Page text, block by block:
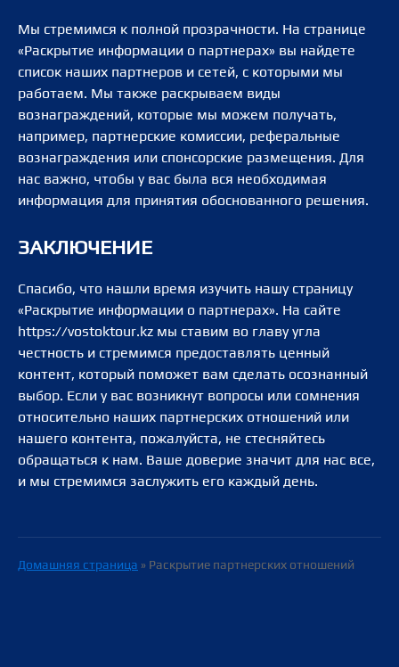
Мы стремимся к полной прозрачности. На странице
«Раскрытие информации о партнерах» вы найдете
список наших партнеров и сетей, с которыми мы
работаем. Мы также раскрываем виды
вознаграждений, которые мы можем получать,
например, партнерские комиссии, реферальные
вознаграждения или спонсорские размещения. Для
нас важно, чтобы у вас была вся необходимая
информация для принятия обоснованного решения.
ЗАКЛЮЧЕНИЕ
Спасибо, что нашли время изучить нашу страницу
«Раскрытие информации о партнерах». На сайте
https://vostoktour.kz мы ставим во главу угла
честность и стремимся предоставлять ценный
контент, который поможет вам сделать осознанный
выбор. Если у вас возникнут вопросы или сомнения
относительно наших партнерских отношений или
нашего контента, пожалуйста, не стесняйтесь
обращаться к нам. Ваше доверие значит для нас все,
и мы стремимся заслужить его каждый день.
Домашняя страница » Раскрытие партнерских отношений